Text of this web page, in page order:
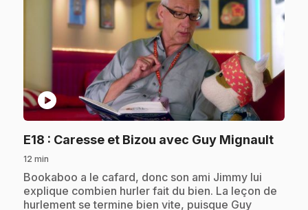
play_circle
E18 : Caresse et Bizou avec Guy Mignault.
12 min
.Bookaboo a le cafard, donc son ami Jimmy lui
explique combien hurler fait du bien. La leçon de
hurlement se termine bien vite, puisque Guy